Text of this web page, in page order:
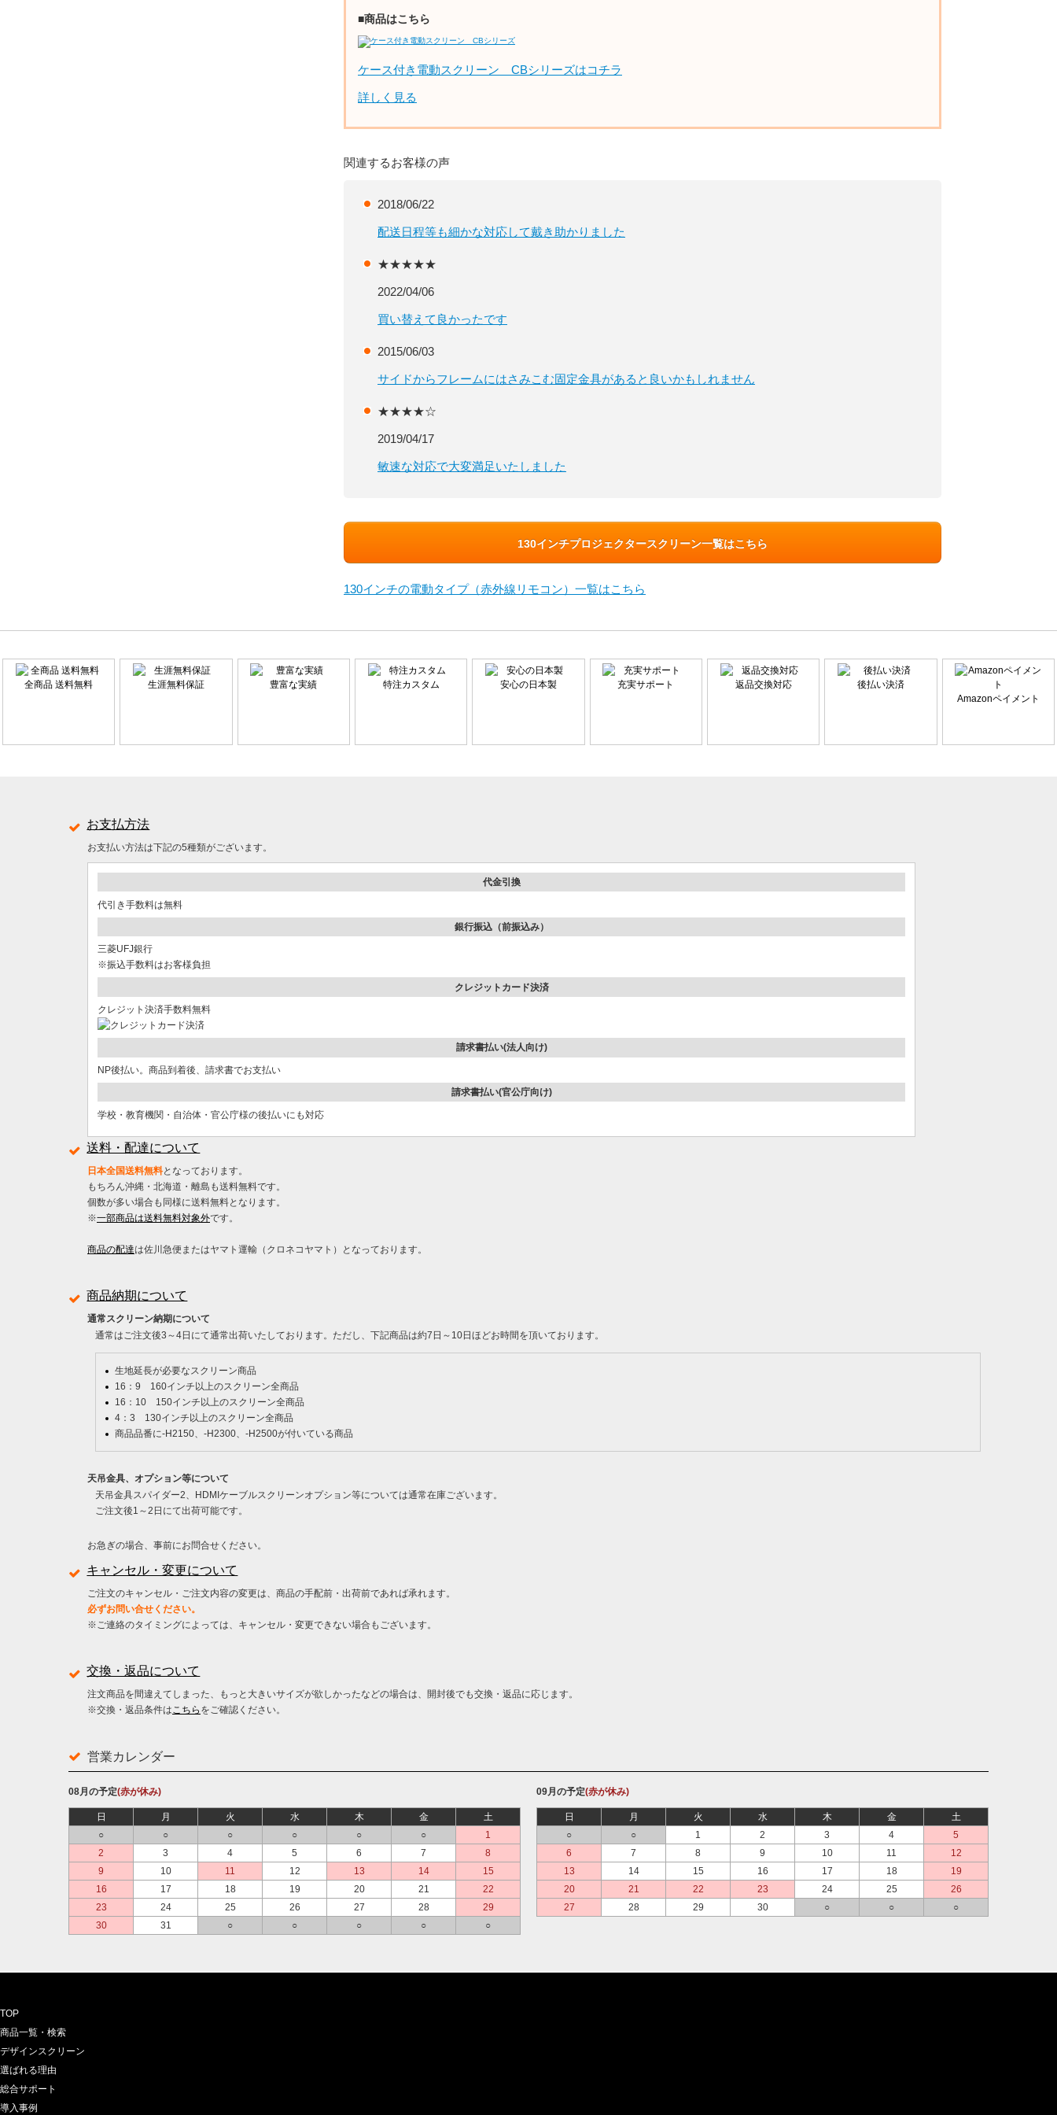
■商品はこちら
ケース付き電動スクリーン CBシリーズはコチラ
詳しく見る
関連するお客様の声
2018/06/22
配送日程等も細かな対応して戴き助かりました
★★★★★
2022/04/06
買い替えて良かったです
2015/06/03
サイドからフレームにはさみこむ固定金具があると良いかもしれません
★★★★☆
2019/04/17
敏速な対応で大変満足いたしました
130インチプロジェクタースクリーン一覧はこちら
130インチの電動タイプ（赤外線リモコン）一覧はこちら
全商品 送料無料 生涯無料保証 豊富な実績 特注カスタム 安心の日本製 充実サポート 返品交換対応
後払い決済
Amazonペイメント
お支払方法
お支払い方法は下記の5種類がございます。
代金引換
代引き手数料は無料
銀行振込（前振込み）
三菱UFJ銀行
※振込手数料はお客様負担
クレジットカード決済
クレジット決済手数料無料
請求書払い(法人向け)
NP後払い。商品到着後、請求書でお支払い
請求書払い(官公庁向け)
学校・教育機関・自治体・官公庁様の後払いにも対応
送料・配達について
日本全国送料無料となっております。
もちろん沖縄・北海道・離島も送料無料です。
個数が多い場合も同様に送料無料となります。
※一部商品は送料無料対象外です。
商品の配達は佐川急便またはヤマト運輸（クロネコヤマト）となっております。
商品納期について
通常スクリーン納期について
通常はご注文後3～4日にて通常出荷いたしております。ただし、下記商品は約7日～10日ほどお時間を頂いております。
生地延長が必要なスクリーン商品
16：9 160インチ以上のスクリーン全商品
16：10 150インチ以上のスクリーン全商品
4：3 130インチ以上のスクリーン全商品
商品品番に-H2150、-H2300、-H2500が付いている商品
天吊金具、オプション等について
天吊金具スパイダー2、HDMIケーブルスクリーンオプション等については通常在庫ございます。
ご注文後1～2日にて出荷可能です。
お急ぎの場合、事前にお問合せください。
キャンセル・変更について
ご注文のキャンセル・ご注文内容の変更は、商品の手配前・出荷前であれば承れます。
必ずお問い合せください。
※ご連絡のタイミングによっては、キャンセル・変更できない場合もございます。
交換・返品について
注文商品を間違えてしまった、もっと大きいサイズが欲しかったなどの場合は、開封後でも交換・返品に応じます。
※交換・返品条件は こちら をご確認ください。
営業カレンダー
08月の予定(赤が休み)
日 月 火 水 木 金
土
○
○ ○ ○ ○ ○
1
2
3 4 5 6 7
8
9
10 11 12 13 14
15
16
17 18 19 20 21
22
23
24 25 26 27 28
29
30
31 ○ ○ ○ ○ ○
09月の予定(赤が休み)
日 月 火 水 木 金
土
○
○ 1 2 3 4
5
6
7 8 9 10 11
12
13
14 15 16 17 18
19
20
21 22 23 24 25
26
27
28 29 30 ○ ○ ○
TOP
商品一覧・検索
デザインスクリーン
選ばれる理由
総合サポート
導入事例